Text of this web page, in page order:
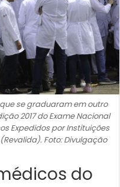
se graduaram em outro
2017 do Exame Nacional
Expedidos por Instituições
Foto: Divulgação
do